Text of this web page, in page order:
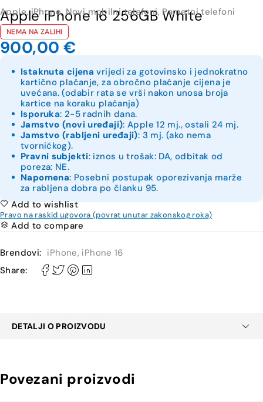
Apple,iPhone, Novi mobilni telefoni,Pametni telefoni
Apple iPhone 16 256GB White
NEMA NA ZALIHI
900,00 €
Istaknuta cijena vrijedi za gotovinsko i jednokratno
kartično plaćanje, za obročno plaćanje cijena je
uvećana. (odabir rata se vrši nakon unosa broja
kartice na koraku plaćanja)
Isporuka: 2-5 radnih dana.
Jamstvo (novi uređaji): Apple 12 mj., ostali 24 mj.
Jamstvo (rabljeni uređaji): 3 mj. (ako nema
tvorničkog).
Pravni subjekti: iznos u trošak: DA, odbitak od
poreza: NE.
Napomena: Posebni postupak oporezivanja marže
za rabljena dobra po članku 95.
Add to wishlist
Pravo na raskid ugovora (povrat unutar zakonskog roka)
Add to compare
Brendovi: iPhone, iPhone 16
Share:
DETALJI O PROIZVODU
Povezani proizvodi